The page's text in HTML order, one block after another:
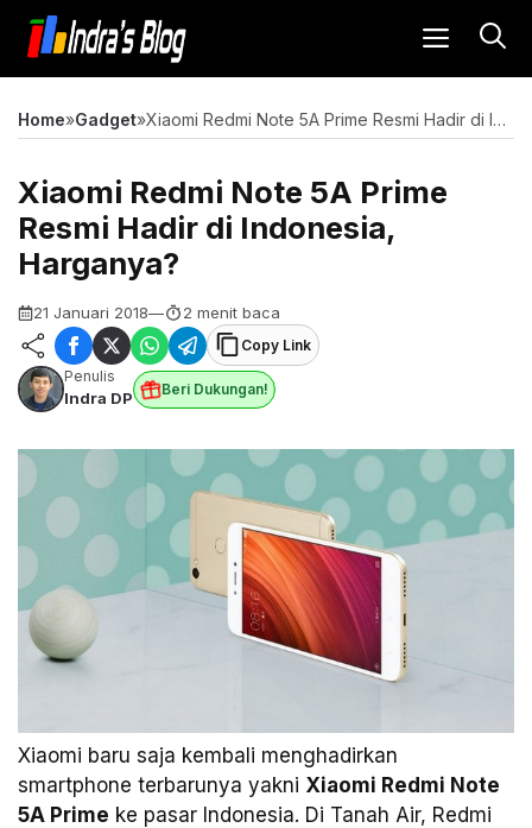
Langsung
isi
MENU
Home»Gadget» Xiaomi Redmi Note 5A Prime Resmi Hadir di Indonesia, Harganya?
Xiaomi Redmi Note 5A Prime
Resmi Hadir di Indonesia,
Harganya?
21 Januari 2018— 2 menit baca
Copy Link
Penulis
Indra DP Beri Dukungan!
Xiaomi baru saja kembali menghadirkan
smartphone terbarunya yakni Xiaomi Redmi Note
5A Prime ke pasar Indonesia. Di Tanah Air, Redmi